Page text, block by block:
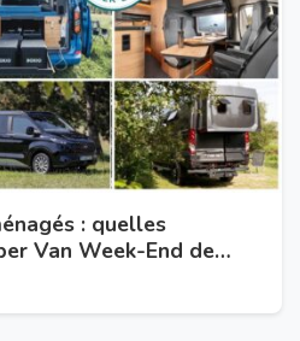
: quelles
Van Week-End de